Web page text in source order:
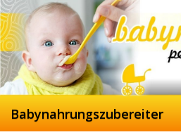
Skip
to
main
content
Babynahrungszubereiter